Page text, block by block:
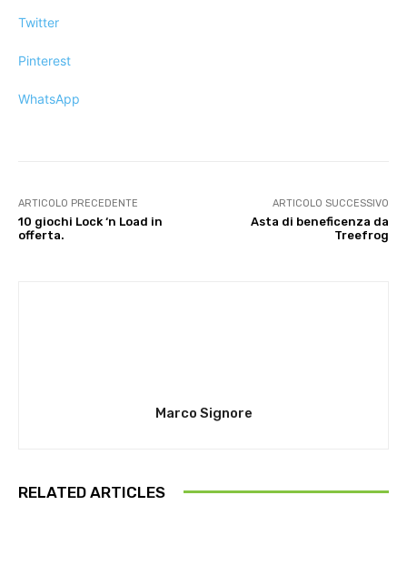
Twitter
Pinterest
WhatsApp
ARTICOLO PRECEDENTE
10 giochi Lock ‘n Load in
offerta.
ARTICOLO SUCCESSIVO
Asta di beneficenza da
Treefrog
Marco Signore
RELATED ARTICLES